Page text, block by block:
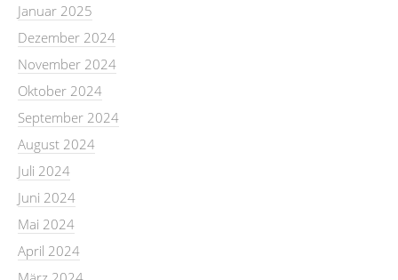
Januar 2025
Dezember 2024
November 2024
Oktober 2024
September 2024
August 2024
Juli 2024
Juni 2024
Mai 2024
April 2024